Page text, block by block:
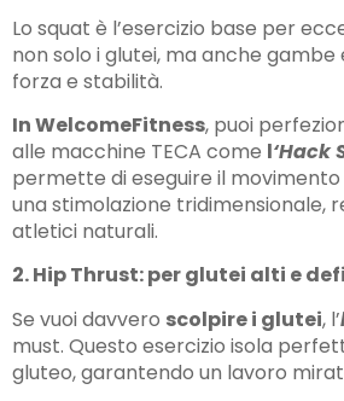
Lo squat è l’esercizio base per
non solo i glutei, ma anche
forza e stabilità.
In WelcomeFitness, puoi
alle macchine TECA come l‘Hack
permette di eseguire il movimento
una stimolazione tridimensionale,
atletici naturali.
2. Hip Thrust: per glutei alti e
Se vuoi davvero scolpire i glutei, l’
must. Questo esercizio isola
gluteo, garantendo un lavoro